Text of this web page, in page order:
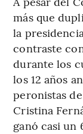
más que
la
contraste
durante los
los 12 años
peronistas
Cristina
ganó casi un